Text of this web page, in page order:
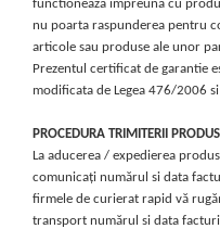
functioneaza impreuna cu
nu poarta raspunderea pentru
articole sau produse ale unor
Prezentul certificat de garantie
modificata de Legea 476/2006
PROCEDURA TRIMITERII
La aducerea / expedierea
comunicați numărul si data
firmele de curierat rapid vă
transport numărul si data